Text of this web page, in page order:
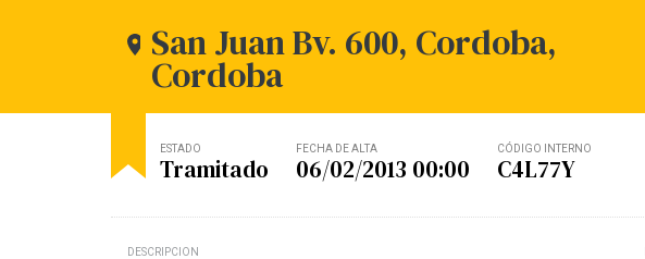
San Juan Bv. 600, Cordoba,
Cordoba
ESTADO
Tramitado
FECHA DE ALTA
06/02/2013 00:00
CÓDIGO INTERNO
C4L77Y
DESCRIPCION